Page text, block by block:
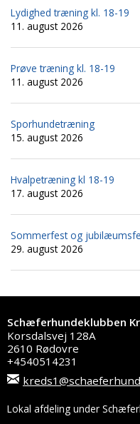
Lydighed træning kl. 18-19
11. august 2026
Prøve træning kl. 18-19
11. august 2026
Sporhundetræning
15. august 2026
Hvalpetræning kl 18-19
17. august 2026
Sommerfest og
29. august 2026
Schæferhundeklubben
Korsdalsvej 128A
2610 Rødovre
+4540514231
Lokal afdeling under